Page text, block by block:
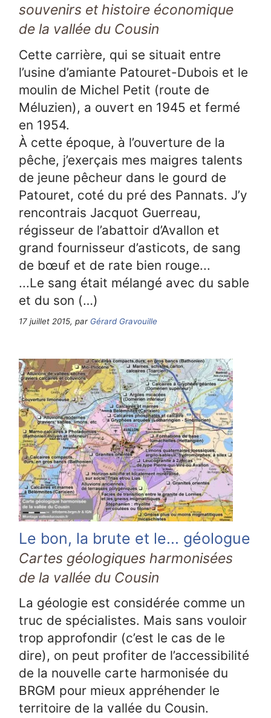
souvenirs et histoire économique
de la vallée du Cousin
Cette carrière, qui se situait entre
l’usine d’amiante Patouret-Dubois et le
moulin de Michel Petit (route de
Méluzien), a ouvert en 1945 et fermé
en 1954.
À cette époque, à l’ouverture de la
pêche, j’exerçais mes maigres talents
de jeune pêcheur dans le gourd de
Patouret, coté du pré des Pannats. J’y
rencontrais Jacquot Guerreau,
régisseur de l’abattoir d’Avallon et
grand fournisseur d’asticots, de sang
de bœuf et de rate bien rouge...
...Le sang était mélangé avec du sable
et du son (…)
17 juillet 2015, par Gérard Gravouille
Le bon, la brute et le... géologue
Cartes géologiques harmonisées
de la vallée du Cousin
La géologie est considérée comme un
truc de spécialistes. Mais sans vouloir
trop approfondir (c’est le cas de le
dire), on peut profiter de l’accessibilité
de la nouvelle carte harmonisée du
BRGM pour mieux appréhender le
territoire de la vallée du Cousin.